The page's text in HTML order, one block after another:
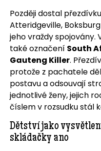
Později dostal přezdívku
Atteridgeville,
jeho vraždy spojovány.
také označení South
Gauteng Killer.
protože z pachatele
postavu a odsouvají
jednotlivé ženy, jejich
číslem v rozsudku stál
Dětství jako
skládačky ano